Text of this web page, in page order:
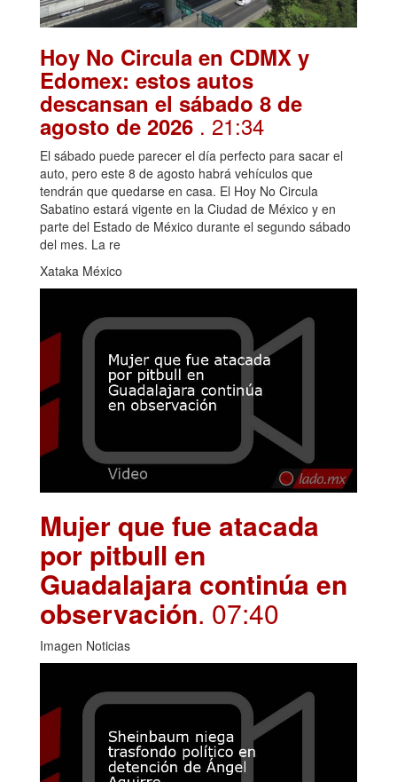
Hoy No Circula en CDMX y
Edomex: estos autos
descansan el sábado 8 de
agosto de 2026 . 21:34
El sábado puede parecer el día perfecto para sacar el
auto, pero este 8 de agosto habrá vehículos que
tendrán que quedarse en casa. El Hoy No Circula
Sabatino estará vigente en la Ciudad de México y en
parte del Estado de México durante el segundo sábado
del mes. La re
Xataka México
Mujer que fue atacada
por pitbull en
Guadalajara continúa en
observación. 07:40
Imagen Noticias